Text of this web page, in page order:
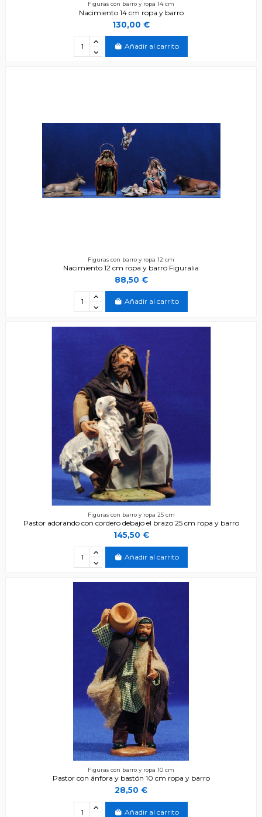
Figuras con barro y ropa 14 cm
Nacimiento 14 cm ropa y barro
130,00 €
Añadir al carrito
Figuras con barro y ropa 12 cm
Nacimiento 12 cm ropa y barro Figuralia
88,50 €
Añadir al carrito
Figuras con barro y ropa 25 cm
Pastor adorando con cordero debajo el brazo 25 cm ropa y barro
145,50 €
Añadir al carrito
Figuras con barro y ropa 10 cm
Pastor con ánfora y bastón 10 cm ropa y barro
28,50 €
Añadir al carrito